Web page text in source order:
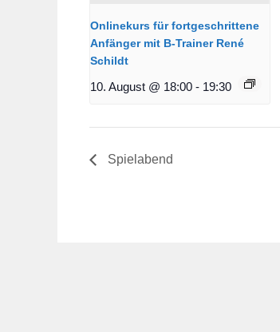
Onlinekurs für fortgeschrittene
Anfänger mit B-Trainer René
Schildt
10. August @ 18:00 - 19:30
Spielabend